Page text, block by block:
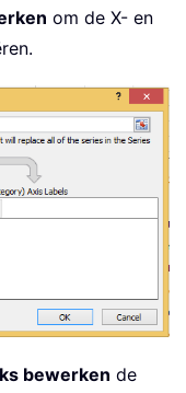
om de X- en
bewerken de